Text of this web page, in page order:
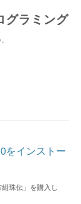
グラミング
をインストー
珠伝」を購入し